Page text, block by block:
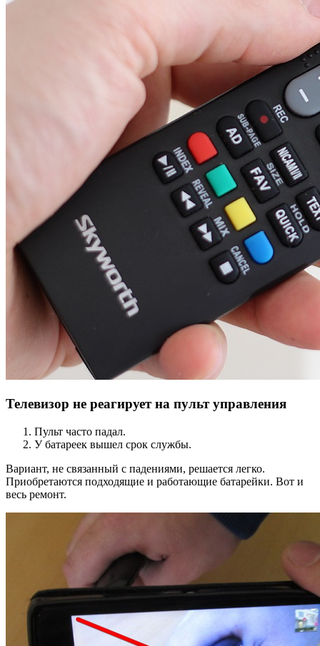
Телевизор не реагирует на пульт управления
Пульт часто падал.
У батареек вышел срок службы.
Вариант, не связанный с падениями, решается легко.
Приобретаются подходящие и работающие батарейки. Вот и
весь ремонт.